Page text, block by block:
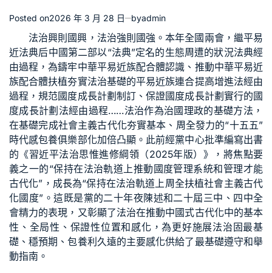
Posted on2026 年 3 月 28 日 byadmin
法治興則國興，法治強則國強。本年全國兩會，繼平易
近法典后中國第二部以“法典”定名的生態周遭的狀況法典經
由過程，為鑄牢中華平易近族配合體認識、推動中華平易近
族配合體扶植夯實法治基礎的平易近族連合提高增進法經由
過程，規范國度成長計劃制訂、保證國度成長計劃實行的國
度成長計劃法經由過程……法治作為治國理政的基礎方法，
在基礎完成社會主義古代化夯實基本、周全發力的“十五五”
時代感包養俱樂部化加倍凸顯。此前經黨中心批準編寫出書
的《習近平法治思惟進修綱領（2025年版）》，將焦點要
義之一的“保持在法治軌道上推動國度管理系統和管理才能
古代化”，成長為“保持在法治軌道上周全扶植社會主義古代
化國度”。這既是黨的二十年夜陳述和二十屆三中、四中全
會精力的表現，又彰顯了法治在推動中國式古代化中的基本
性、全局性、保證性位置和感化，為更好施展法治固最基
礎、穩預期、包養利久遠的主要感化供給了最基礎遵守和舉
動指南。